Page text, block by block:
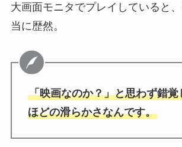
大画面モニタでプレイしていると
当に歴然。
「映画なのか？」と思わず錯覚
ほどの滑らかさなんです。